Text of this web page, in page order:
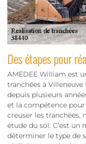
Des étapes pour
AMEDEE William est
tranchées à
depuis plusieurs
et la compétence
creuser les tranchées,
étude du sol. C’est
déterminer le type de